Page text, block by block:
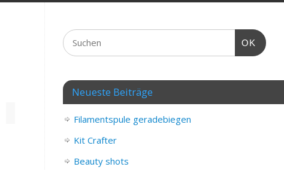
OK
Neueste Beiträge
Filamentspule geradebiegen
Kit Crafter
Beauty shots